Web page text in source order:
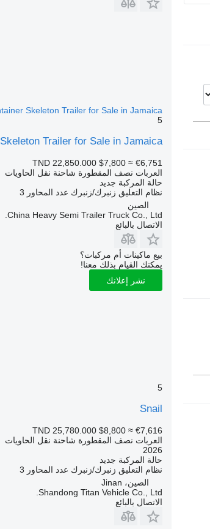
Skeleton Trailer for Sale in Jamaica
5
Trailer for Sale in Jamaica
TND 22,850.000 $7,800 ≈ €6,751
العربات نصف المقطورة شاحنة نقل الحاويات
حالة المركبة جديد
نظام التعليق زنبرك/زنبرك عدد المحاور 3
الصين
China Heavy Semi Trailer Truck Co., Ltd.
الاتصال بالبائع
بيع ماكينات أم مركبات؟
يمكنك القيام بذلك معنا!
نشر إعلانك
5
Snail
TND 25,780.000 $8,800 ≈ €7,616
العربات نصف المقطورة شاحنة نقل الحاويات
2026
حالة المركبة جديد
نظام التعليق زنبرك/زنبرك عدد المحاور 3
الصين، Jinan
Shandong Titan Vehicle Co., Ltd.
الاتصال بالبائع